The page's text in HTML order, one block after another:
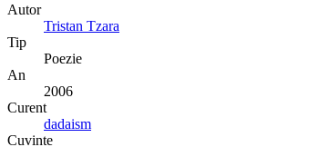
Autor
Tristan Tzara
Tip
Poezie
An
2006
Curent
dadaism
Cuvinte